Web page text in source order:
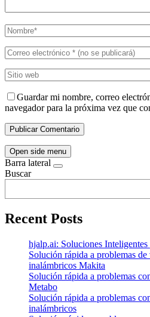
Guardar mi nombre, correo
navegador para la próxima vez que
Open side menu
Barra lateral
Buscar
Recent Posts
hjalp.ai: Soluciones
Solución rápida a problemas
inalámbricos Makita
Solución rápida a problemas
Metabo
Solución rápida a problemas
inalámbricos